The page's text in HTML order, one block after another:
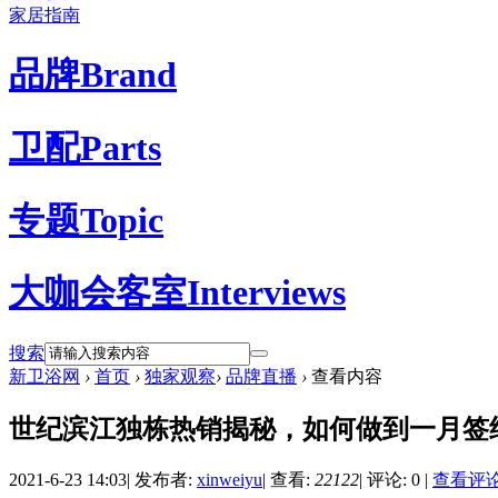
家居指南
品牌Brand
卫配Parts
专题Topic
大咖会客室Interviews
搜索
新卫浴网 › 首页 › 独家观察› 品牌直播 › 查看内容
世纪滨江独栋热销揭秘，如何做到一月签
2021-6-23 14:03| 发布者: xinweiyu| 查看: 22122| 评论: 0 | 查看评